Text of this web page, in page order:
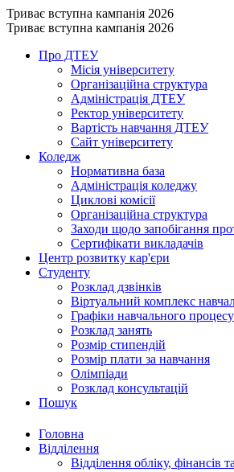
Триває вступна кампанія 2026
Триває вступна кампанія 2026
Про ДТЕУ
Місія університету
Організаційна структура
Адміністрація ДТЕУ
Ректор університету
Вартість навчання ДТЕУ
Сайт університету
Коледж
Нормативна база
Адміністрація коледжу
Циклові комісії
Організаційна структура
Заходи щодо запобігання
Сертифікати викладачів
Центр розвитку кар'єри
Студенту
Розклад дзвінків
Віртуальний комплекс
Графіки навчального процесу
Розклад занять
Розмір стипендій
Розмір плати за навчання
Олімпіади
Розклад консультацій
Пошук
Головна
Відділення
Відділення обліку, фінансів